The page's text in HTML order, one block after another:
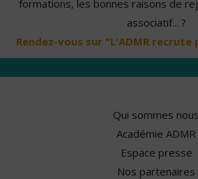
formations, les bonnes raisons de
associatif... ?
Rendez-vous sur "L'ADMR recrute
Qui sommes nous
Académie ADMR
Espace presse
Nos partenaires